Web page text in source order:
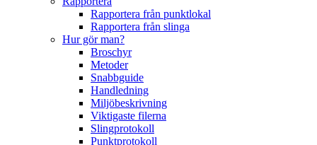
Rapportera från punktlokal
Rapportera från slinga
Hur gör man?
Broschyr
Metoder
Snabbguide
Handledning
Miljöbeskrivning
Viktigaste filerna
Slingprotokoll
Punktprotokoll